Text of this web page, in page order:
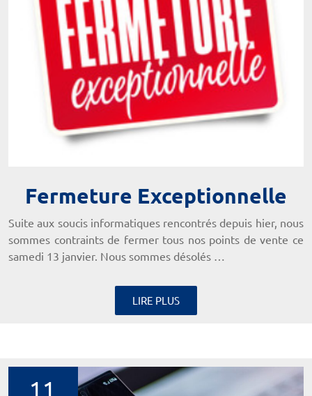
Fermeture Exceptionnelle
Suite aux soucis informatiques rencontrés depuis hier, nous
sommes contraints de fermer tous nos points de vente ce
samedi 13 janvier. Nous sommes désolés …
LIRE PLUS
11